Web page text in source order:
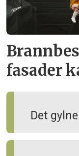
fasader
Det